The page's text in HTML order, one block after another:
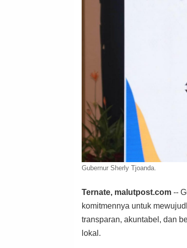
Gubernur Sherly Tjoanda.
Ternate, malutpost.com --
komitmennya untuk
transparan, akuntabel, dan
lokal.